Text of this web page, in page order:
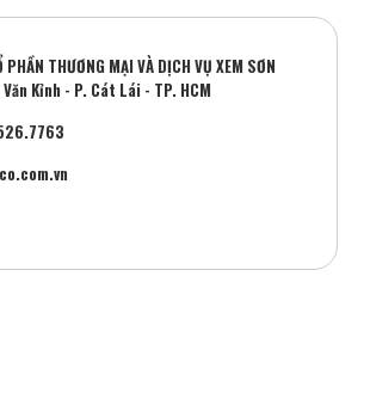
PHẦN THƯƠNG MẠI VÀ DỊCH VỤ XEM SƠN
Kỉnh - P. Cát Lái - TP. HCM